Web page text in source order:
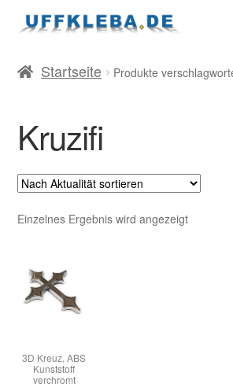
Zur
Navigation
Zum
Inhalt
Start
Mein Konto
Versandkosten
Startseite Produkte
Kruzifi
Einzelnes Ergebnis wird angezeigt
3D Kreuz, ABS
Kunststoff
verchromt